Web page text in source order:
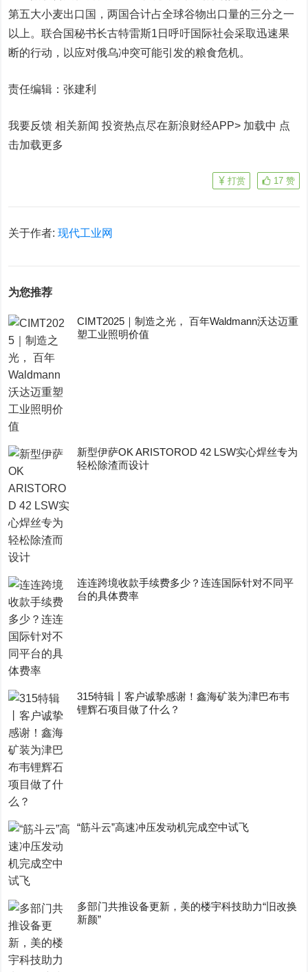
第五大小麦出口国，两国合计占全球谷物出口量的三分之一
以上。联合国秘书长古特雷斯1日呼吁国际社会采取迅速果
断的行动，以应对俄乌冲突可能引发的粮食危机。
责任编辑：张建利
我要反馈 相关新闻投资热点尽在新浪财经APP> 加载中 点
击加载更多
17 赞
打赏
关于作者:现代工业网
为您推荐
CIMT2025｜制造之光， 百年Waldmann沃达迈重
塑工业照明价值
新型伊萨OK ARISTOROD 42 LSW实心焊丝专为
轻松除渣而设计
连连跨境收款手续费多少？连连国际针对不同平
台的具体费率
315特辑丨客户诚挚感谢！鑫海矿装为津巴布韦
锂辉石项目做了什么？
“筋斗云”高速冲压发动机完成空中试飞
多部门共推设备更新，美的楼宇科技助力“旧改换
新颜”